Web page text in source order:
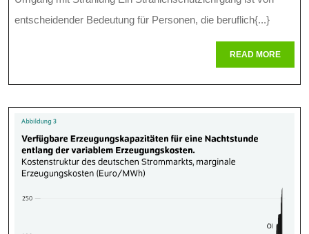
Mit
entscheidender Bedeutung für Personen, die beruflich{...}
READ MOREREAD
MORE